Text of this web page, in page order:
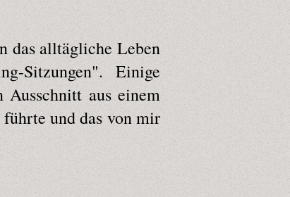
das alltägliche Leben
Sitzungen". Einige
aus einem
und das von mir